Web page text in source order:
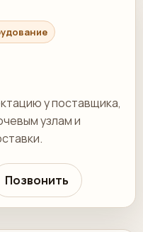
у поставщика,
узлам и
Позвонить